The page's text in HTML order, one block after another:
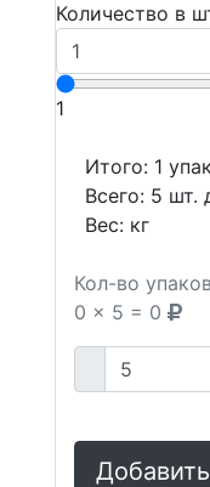
Количество в
1
Итого: 1
Всего: 5 шт.
Вес: кг
Кол-во
0 x 5 = 0